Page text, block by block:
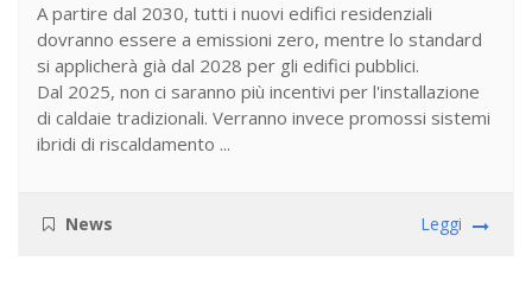
A partire dal 2030, tutti i nuovi edifici residenziali
dovranno essere a emissioni zero, mentre lo standard
si applicherà già dal 2028 per gli edifici pubblici.
Dal 2025, non ci saranno più incentivi per l'installazione
di caldaie tradizionali. Verranno invece promossi sistemi
ibridi di riscaldamento ...
News Leggi